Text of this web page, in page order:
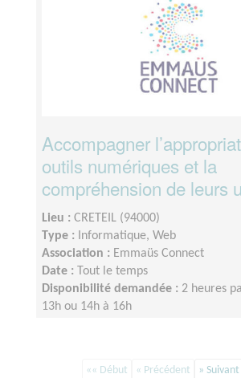
Accompagner
outils numériques et la
compréhension de leurs
Lieu : CRETEIL (94000)
Type :
Informatique, Web
Association : Emmaüs Connect
Date :
Tout le temps
Disponibilité demandée : 2 heures
13h ou 14h à 16h
«« Début « Précédent » Suivant